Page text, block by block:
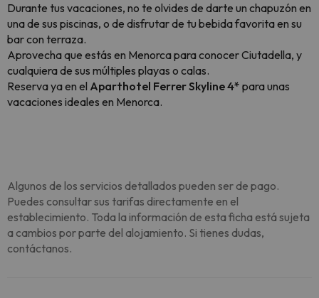
Durante tus vacaciones, no te olvides de darte un chapuzón en
una de sus piscinas, o de disfrutar de tu bebida favorita en su
bar con terraza.
Aprovecha que estás en Menorca para conocer Ciutadella, y
cualquiera de sus múltiples playas o calas.
Reserva ya en el Aparthotel Ferrer Skyline 4* para unas
vacaciones ideales en Menorca.
Algunos de los servicios detallados pueden ser de pago.
Puedes consultar sus tarifas directamente en el
establecimiento. Toda la información de esta ficha está sujeta
a cambios por parte del alojamiento. Si tienes dudas,
contáctanos.